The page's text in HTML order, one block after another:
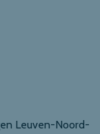
Leuven-Noord-